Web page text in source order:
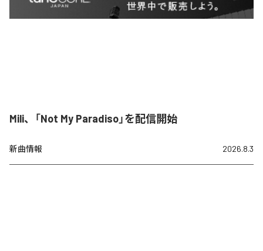
Mili、「Not My Paradiso」を配信開始
新曲情報 2026.8.3